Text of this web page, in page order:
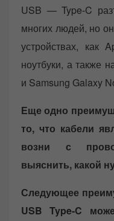
USB — Type-C
многих людей, но
устройствах, как
ноутбуки, а также
и Samsung Galaxy
Еще одно
то, что кабели
возни с
выяснить, какой
Следующее
USB Type-C